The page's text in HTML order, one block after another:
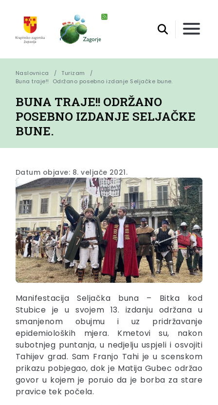
Naslovnica
Turizam
Buna traje!!  Održano posebno izdanje Seljačke bune.
BUNA TRAJE!! ODRŽANO
POSEBNO IZDANJE SELJAČKE
BUNE.
Datum objave: 8. veljače 2021.
Manifestacija Seljačka buna – Bitka kod
Stubice je u svojem 13. izdanju održana u
smanjenom obujmu i uz pridržavanje
epidemioloških mjera. Kmetovi su, nakon
subotnjeg puntanja, u nedjelju uspjeli i osvojiti
Tahijev grad. Sam Franjo Tahi je u scenskom
prikazu pobjegao, dok je Matija Gubec održao
govor u kojem je poruio da je borba za stare
pravice tek počela.